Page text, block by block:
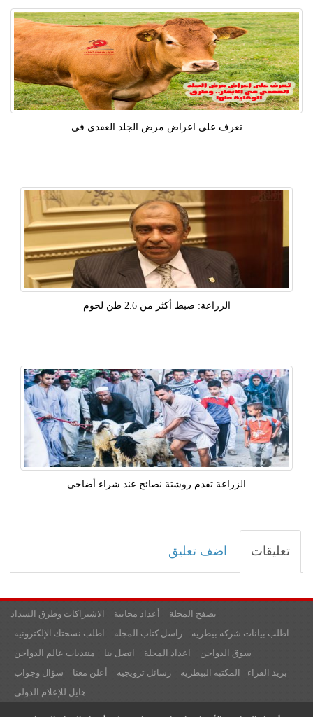
تعرف على اعراض مرض الجلد العقدي في
الزراعة: ضبط أكثر من 2.6 طن لحوم
الزراعة تقدم روشتة نصائح عند شراء أضاحى
تعليقات اضف تعليق
الاشتراكات وطرق السداد أعداد مجانية
تصفح المجلة
اطلب نسختك الإلكترونية
راسل كتاب المجلة
اطلب بيانات شركة بيطرية
منتديات عالم الدواجن
اتصل بنا اعداد المجلة
سوق الدواجن
سؤال وجواب
أعلن معنا رسائل ترويجية المكتبة البيطرية
بريد القراء
هايل للإعلام الدولي